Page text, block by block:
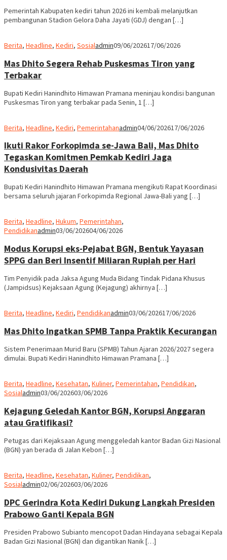
Pemerintah Kabupaten kediri tahun 2026 ini kembali melanjutkan
pembangunan Stadion Gelora Daha Jayati (GDJ) dengan […]
Berita, Headline, Kediri, Sosialadmin09/06/202617/06/2026
Mas Dhito Segera Rehab Puskesmas Tiron yang
Terbakar
Bupati Kediri Hanindhito Himawan Pramana meninjau kondisi bangunan
Puskesmas Tiron yang terbakar pada Senin, 1 […]
Berita, Headline, Kediri, Pemerintahanadmin04/06/202617/06/2026
Ikuti Rakor Forkopimda se-Jawa Bali, Mas Dhito
Tegaskan Komitmen Pemkab Kediri Jaga
Kondusivitas Daerah
Bupati Kediri Hanindhito Himawan Pramana mengikuti Rapat Koordinasi
bersama seluruh jajaran Forkopimda Regional Jawa-Bali yang […]
Berita, Headline, Hukum, Pemerintahan,
Pendidikanadmin03/06/202604/06/2026
Modus Korupsi eks-Pejabat BGN, Bentuk Yayasan
SPPG dan Beri Insentif Miliaran Rupiah per Hari
Tim Penyidik pada Jaksa Agung Muda Bidang Tindak Pidana Khusus
(Jampidsus) Kejaksaan Agung (Kejagung) akhirnya […]
Berita, Headline, Kediri, Pendidikanadmin03/06/202617/06/2026
Mas Dhito Ingatkan SPMB Tanpa Praktik Kecurangan
Sistem Penerimaan Murid Baru (SPMB) Tahun Ajaran 2026/2027 segera
dimulai. Bupati Kediri Hanindhito Himawan Pramana […]
Berita, Headline, Kesehatan, Kuliner, Pemerintahan, Pendidikan,
Sosialadmin03/06/202603/06/2026
Kejagung Geledah Kantor BGN, Korupsi Anggaran
atau Gratifikasi?
Petugas dari Kejaksaan Agung menggeledah kantor Badan Gizi Nasional
(BGN) yan berada di Jalan Kebon […]
Berita, Headline, Kesehatan, Kuliner, Pendidikan,
Sosialadmin02/06/202603/06/2026
DPC Gerindra Kota Kediri Dukung Langkah Presiden
Prabowo Ganti Kepala BGN
Presiden Prabowo Subianto mencopot Dadan Hindayana sebagai Kepala
Badan Gizi Nasional (BGN) dan digantikan Nanik […]